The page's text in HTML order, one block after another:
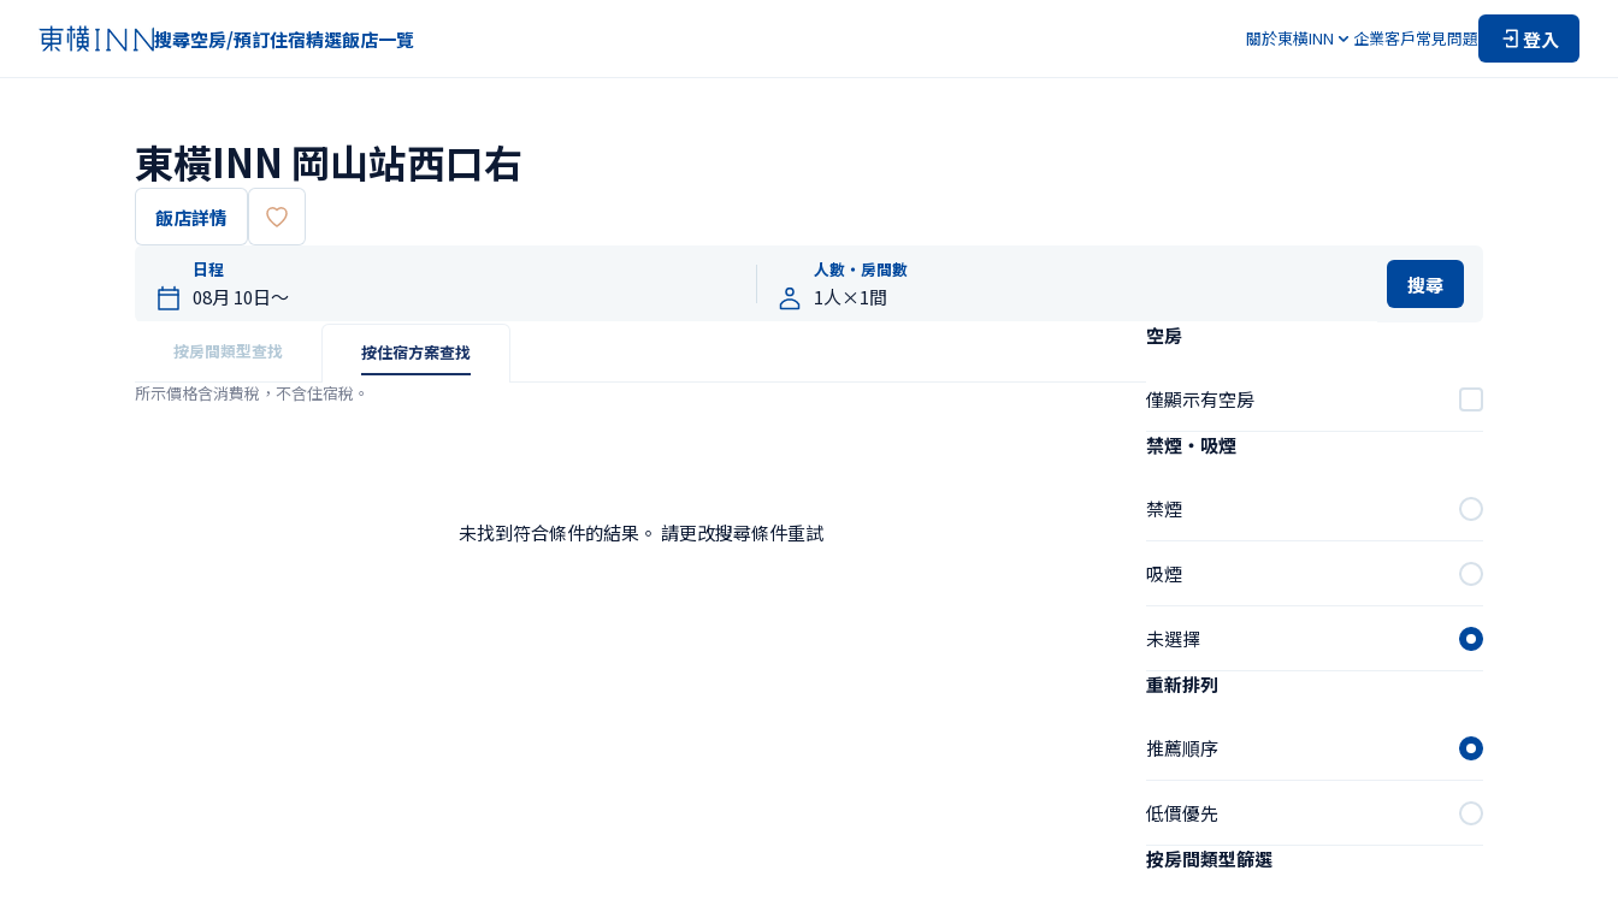
搜尋空房/預訂住宿精選飯店一覽 關於東橫INN 企業客戶常見問題 登入
東橫INN 岡山站西口右
飯店詳情
日程 人數・房間數
搜尋
按房間類型查找
按住宿方案查找
所示價格含消費稅，不含住宿稅。
未找到符合條件的結果。 請更改搜尋條件重試
空房
僅顯示有空房
禁煙・吸煙
禁煙
吸煙
未選擇
重新排列
推薦順序
低價優先
按房間類型篩選